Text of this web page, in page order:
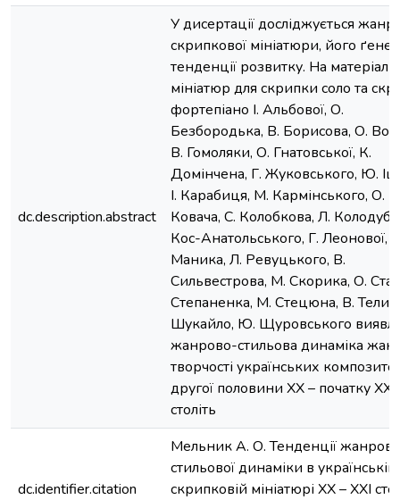
dc.description.abstract
У дисертації досліджується жанр
скрипкової мініатюри, його
тенденції розвитку. На матеріалі
мініатюр для скрипки соло та
фортепіано І. Альбової, О.
Безбородька, В. Борисова, О.
В. Гомоляки, О. Гнатовської, К.
Домінчена, Г. Жуковського, Ю.
І. Карабиця, М. Кармінського, О.
Ковача, С. Колобкова, Л.
Кос-Анатольського, Г. Леонової,
Маника, Л. Ревуцького, В.
Сильвестрова, М. Скорика, О.
Степаненка, М. Стецюна, В.
Шукайло, Ю. Щуровського
жанрово-стильова динаміка
творчості українських
другої половини ХХ – початку ХХІ
століть
dc.identifier.citation
Мельник А. О. Тенденції
стильової динаміки в українській
скрипковій мініатюрі ХХ – ХХІ